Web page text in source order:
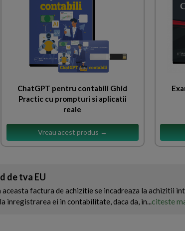
ChatGPT pentru contabili Ghid
Practic cu prompturi si aplicatii
reale
Vreau acest produs →
de tva EU
aceasta factura de achizitie se incadreaza la achizitii
inregistrarea ei in contabilitate, daca da, in...citeste